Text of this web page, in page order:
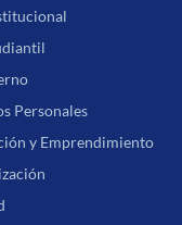
Personales
y Emprendimiento